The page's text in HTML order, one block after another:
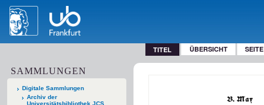
TITEL ÜBERSICHT SEITE
SAMMLUNGEN
Digitale Sammlungen
Archiv der
Universitätsbibliothek JCS